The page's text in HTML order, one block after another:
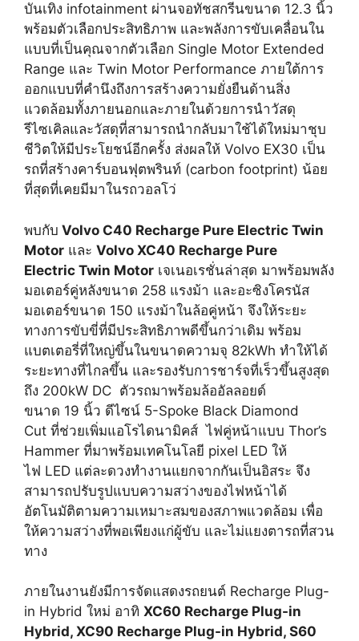
บันเทิง infotainment ผ่านจอทัชสกรีนขนาด 12.3 นิ้ว
พร้อมตัวเลือกประสิทธิภาพ และพลังการขับเคลื่อนใน
แบบที่เป็นคุณจากตัวเลือก Single Motor Extended
Range และ Twin Motor Performance ภายใต้การ
ออกแบบที่คำนึงถึงการสร้างความยั่งยืนด้านสิ่ง
แวดล้อมทั้งภายนอกและภายในด้วยการนำวัสดุ
รีไซเคิลและวัสดุที่สามารถนำกลับมาใช้ได้ใหม่มาชุบ
ชีวิตให้มีประโยชน์อีกครั้ง ส่งผลให้ Volvo EX30 เป็น
รถที่สร้างคาร์บอนฟุตพรินท์ (carbon footprint) น้อย
ที่สุดที่เคยมีมาในรถวอลโว่
พบกับ Volvo C40 Recharge Pure Electric Twin
Motor และ Volvo XC40 Recharge Pure
Electric Twin Motor เจเนอเรชั่นล่าสุด มาพร้อมพลัง
มอเตอร์คู่หลังขนาด 258 แรงม้า และอะซิงโครนัส
มอเตอร์ขนาด 150 แรงม้าในล้อคู่หน้า จึงให้ระยะ
ทางการขับขี่ที่มีประสิทธิภาพดีขึ้นกว่าเดิม พร้อม
แบตเตอรี่ที่ใหญ่ขึ้นในขนาดความจุ 82kWh ทำให้ได้
ระยะทางที่ไกลขึ้น และรองรับการชาร์จที่เร็วขึ้นสูงสุด
ถึง 200kW DC ตัวรถมาพร้อมล้ออัลลอยด์
ขนาด 19 นิ้ว ดีไซน์ 5-Spoke Black Diamond
Cut ที่ช่วยเพิ่มแอโรไดนามิคส์ ไฟคู่หน้าแบบ Thor’s
Hammer ที่มาพร้อมเทคโนโลยี pixel LED ให้
ไฟ LED แต่ละดวงทำงานแยกจากกันเป็นอิสระ จึง
สามารถปรับรูปแบบความสว่างของไฟหน้าได้
อัตโนมัติตามความเหมาะสมของสภาพแวดล้อม เพื่อ
ให้ความสว่างที่พอเพียงแก่ผู้ขับ และไม่แยงตารถที่สวน
ทาง
ภายในงานยังมีการจัดแสดงรถยนต์ Recharge Plug-
in Hybrid ใหม่ อาทิ XC60 Recharge Plug-in
Hybrid, XC90 Recharge Plug-in Hybrid, S60